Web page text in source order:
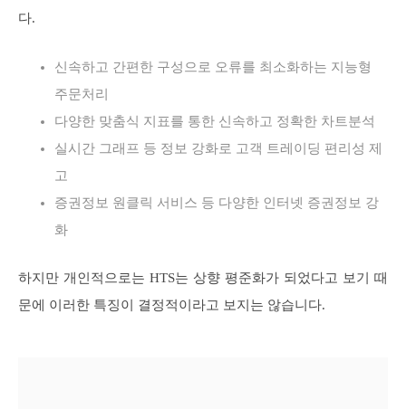
다.
신속하고 간편한 구성으로 오류를 최소화하는 지능형
주문처리
다양한 맞춤식 지표를 통한 신속하고 정확한 차트분석
실시간 그래프 등 정보 강화로 고객 트레이딩 편리성 제
고
증권정보 원클릭 서비스 등 다양한 인터넷 증권정보 강
화
하지만 개인적으로는 HTS는 상향 평준화가 되었다고 보기 때
문에 이러한 특징이 결정적이라고 보지는 않습니다.